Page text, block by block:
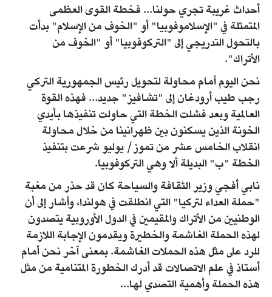
أحداث غريبة تجري حولنا... فخطة القوى العظمى
المتمثلة في "الإسلاموفوبيا" أو "الخوف من الإسلام" بدأت
بالتحول التدريجي إلى "التركوفوبيا" أو "الخوف من
الأتراك".
نحن اليوم أمام محاولة لتحويل رئيس الجمهورية التركي
رجب طيب أرودغان إلى "تشافيز" جديد... فهذه القوة
العالمية وبعد فشلت الخطة التي حاولت تنفيذها بأيدي
الخونة الذين يسكنون بين ظهرانينا من خلال محاولة
انقلاب الخامس عشر من تموز/ يوليو شرعت بتنفيذ
الخطة "ب" البديلة ألا وهي التركوفوبيا.
نابي أفجي وزير الثقافة والسياحة كان قد حذر من مغبة
"حملة العداء لتركيا" التي انطلقت في هولندا، وأشار إلى أن
الوطنيين من الأتراك والمقيمين في الدول الأوروبية يتصدون
لهذه الحملة الغاشمة والخطيرة ويقدمون الإجابة اللازمة
للرد على مثل هذه الحملات الغاشمة. بمعنى آخر نحن أمام
أستاذ في علم الاتصالات قد أدرك الخطورة المتنامية من مثل
هذه الحملة وأهمية التصدي لها...